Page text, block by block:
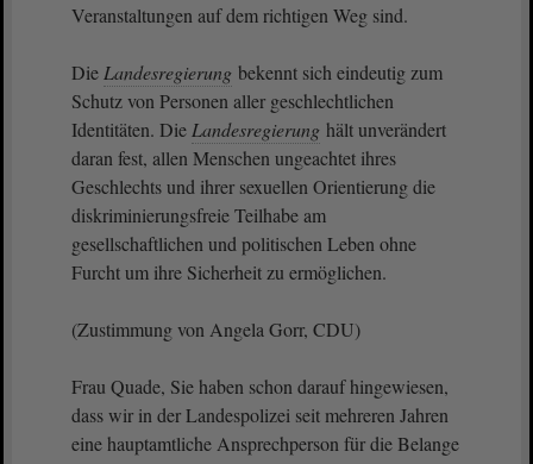
Veranstaltungen auf dem richtigen Weg sind.
Die Landesregierung bekennt sich eindeutig zum
Schutz von Personen aller geschlechtlichen
Identitäten. Die Landesregierung hält unverändert
daran fest, allen Menschen ungeachtet ihres
Geschlechts und ihrer sexuellen Orientierung die
diskriminierungsfreie Teilhabe am
gesellschaftlichen und politischen Leben ohne
Furcht um ihre Sicherheit zu ermöglichen.
(Zustimmung von Angela Gorr, CDU)
Frau Quade, Sie haben schon darauf hingewiesen,
dass wir in der Landespolizei seit mehreren Jahren
eine hauptamtliche Ansprechperson für die Belange